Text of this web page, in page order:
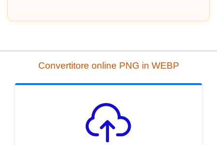
Convertitore online PNG in WEBP